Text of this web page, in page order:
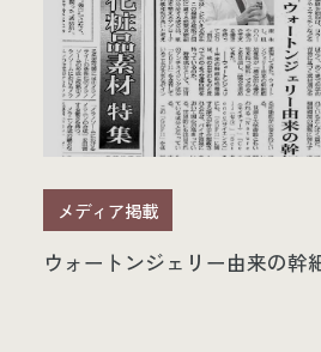
メディア掲載
ウォートンジェリー由来の幹